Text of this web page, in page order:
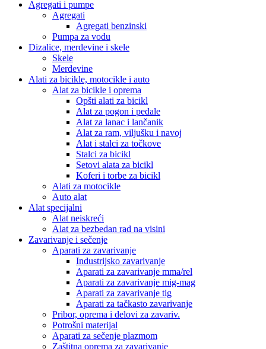
Agregati i pumpe
Agregati
Agregati benzinski
Pumpa za vodu
Dizalice, merdevine i skele
Skele
Merdevine
Alati za bicikle, motocikle i auto
Alat za bicikle i oprema
Opšti alati za bicikl
Alat za pogon i pedale
Alat za lanac i lančanik
Alat za ram, viljušku i navoj
Alat i stalci za točkove
Stalci za bicikl
Setovi alata za bicikl
Koferi i torbe za bicikl
Alati za motocikle
Auto alat
Alat specijalni
Alat neiskreći
Alat za bezbedan rad na visini
Zavarivanje i sečenje
Aparati za zavarivanje
Industrijsko zavarivanje
Aparati za zavarivanje mma/rel
Aparati za zavarivanje mig-mag
Aparati za zavarivanje tig
Aparati za tačkasto zavarivanje
Pribor, oprema i delovi za zavariv.
Potrošni materijal
Aparati za sečenje plazmom
Zaštitna oprema za zavarivanje